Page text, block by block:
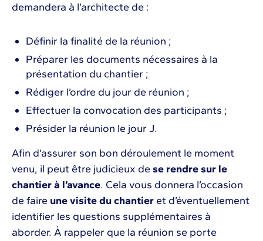
demandera à l’architecte de :
Définir la finalité de la réunion ;
Préparer les documents nécessaires à la
présentation du chantier ;
Rédiger l’ordre du jour de réunion ;
Effectuer la convocation des participants ;
Présider la réunion le jour J.
Afin d’assurer son bon déroulement le moment
venu, il peut être judicieux de se rendre sur le
chantier à l’avance. Cela vous donnera l’occasion
de faire une visite du chantier et d’éventuellement
identifier les questions supplémentaires à
aborder. À rappeler que la réunion se porte